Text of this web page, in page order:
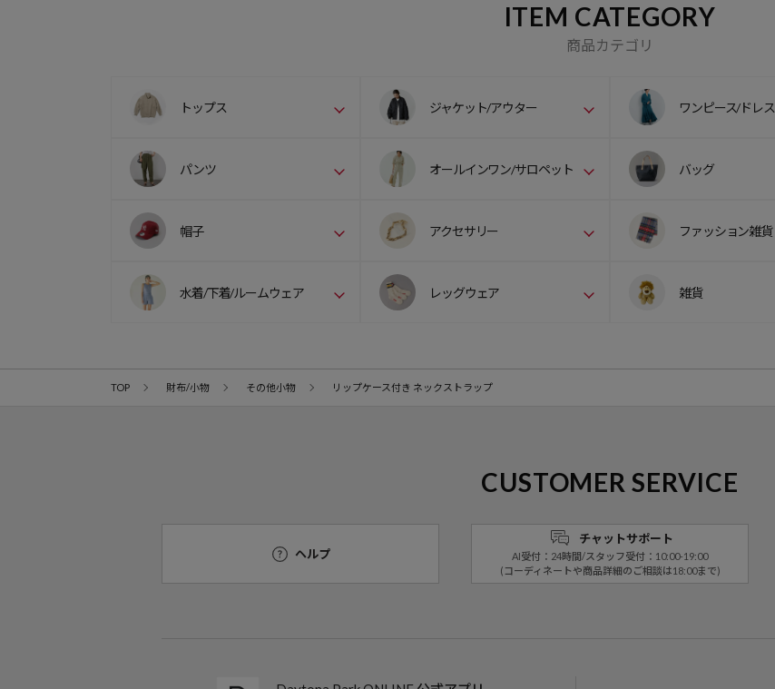
ITEM CATEGORY
商品カテゴリ
トップス ジャケット/アウター ワンピース/ドレス
パンツ オールインワン/サロペット バッグ
帽子 アクセサリー ファッション雑貨
水着/下着/ルームウェア レッグウェア 雑貨
TOP 財布/小物 その他小物 リップケース付き ネックストラップ
CUSTOMER SERVICE
ヘルプ
チャットサポート
AI受付：24時間/スタッフ受付：10:00-19:00
(コーディネートや商品詳細のご相談は18:00まで)